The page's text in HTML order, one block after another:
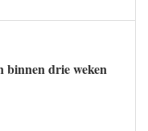
binnen drie weken